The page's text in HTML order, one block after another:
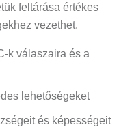
feltárása értékes
vezethet.
k válaszaira és a
lehetőségeket
és képességeit